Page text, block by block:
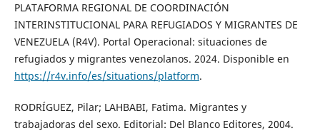
PLATAFORMA REGIONAL DE COORDINACIÓN
INTERINSTITUCIONAL PARA REFUGIADOS Y MIGRANTES DE
VENEZUELA (R4V). Portal Operacional: situaciones de
refugiados y migrantes venezolanos. 2024. Disponible en
https://r4v.info/es/situations/platform.
RODRÍGUEZ, Pilar; LAHBABI, Fatima. Migrantes y
trabajadoras del sexo. Editorial: Del Blanco Editores, 2004.